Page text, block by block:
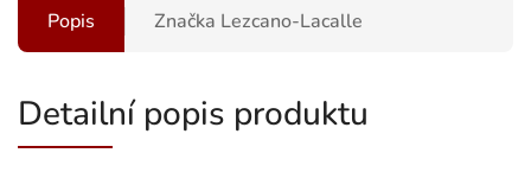
Popis Značka Lezcano-Lacalle
Detailní popis produktu